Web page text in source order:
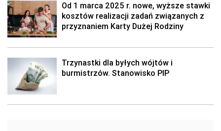
Od 1 marca 2025 r. nowe, wyższe stawki
kosztów realizacji zadań związanych z
przyznaniem Karty Dużej Rodziny
Trzynastki dla byłych wójtów i
burmistrzów. Stanowisko PIP